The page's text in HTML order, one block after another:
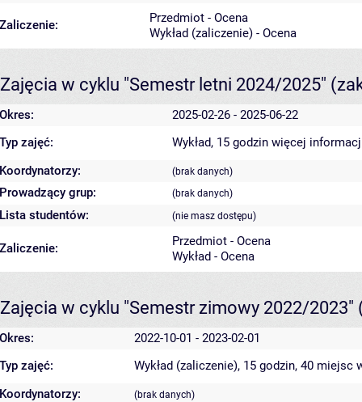
Zaliczenie:
Przedmiot - Ocena
Wykład (zaliczenie) - Ocena
Zajęcia w cyklu "Semestr letni 2024/2025"
Okres:
2025-02-26 - 2025-06-22
Typ zajęć:
Wykład, 15 godzin więcej
Koordynatorzy:
(brak danych)
Prowadzący grup: (brak danych)
Lista studentów: (nie masz dostępu)
Zaliczenie:
Przedmiot - Ocena
Wykład - Ocena
Zajęcia w cyklu "Semestr zimowy 2022/2023"
Okres:
2022-10-01 - 2023-02-01
Typ zajęć:
Wykład (zaliczenie), 15 godzin, 40 miejsc
Koordynatorzy:
(brak danych)